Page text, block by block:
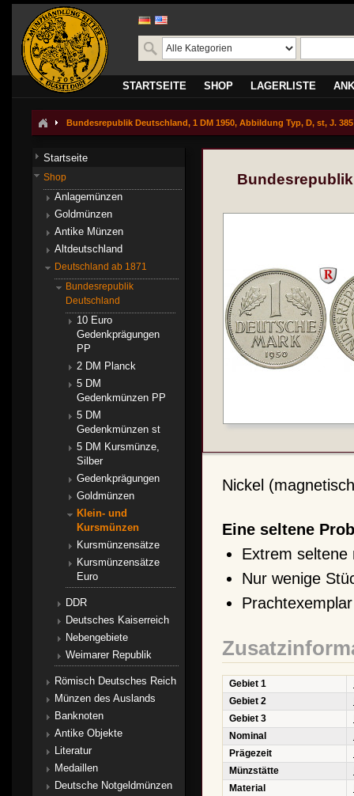
STARTSEITE SHOP LAGERLISTE
Bundesrepublik Deutschland, 1 DM 1950, Abbildung Typ, D, st, J. 385
Nickel
Eine seltene
Extrem seltene
Nur wenige
Prachtexemplar
Gebiet 1
Gebiet 2
Gebiet 3
Nominal
Prägezeit
Münzstätte
Material
Startseite
Shop
Anlagemünzen
Goldmünzen
Antike Münzen
Altdeutschland
Deutschland ab 1871
Bundesrepublik
Deutschland
10 Euro
Gedenkprägungen
PP
2 DM Planck
5 DM
Gedenkmünzen PP
5 DM
Gedenkmünzen st
5 DM Kursmünze,
Silber
Gedenkprägungen
Goldmünzen
Klein- und
Kursmünzen
Kursmünzensätze
Kursmünzensätze
Euro
DDR
Deutsches Kaiserreich
Nebengebiete
Weimarer Republik
Römisch Deutsches Reich
Münzen des Auslands
Banknoten
Antike Objekte
Literatur
Medaillen
Deutsche Notgeldmünzen